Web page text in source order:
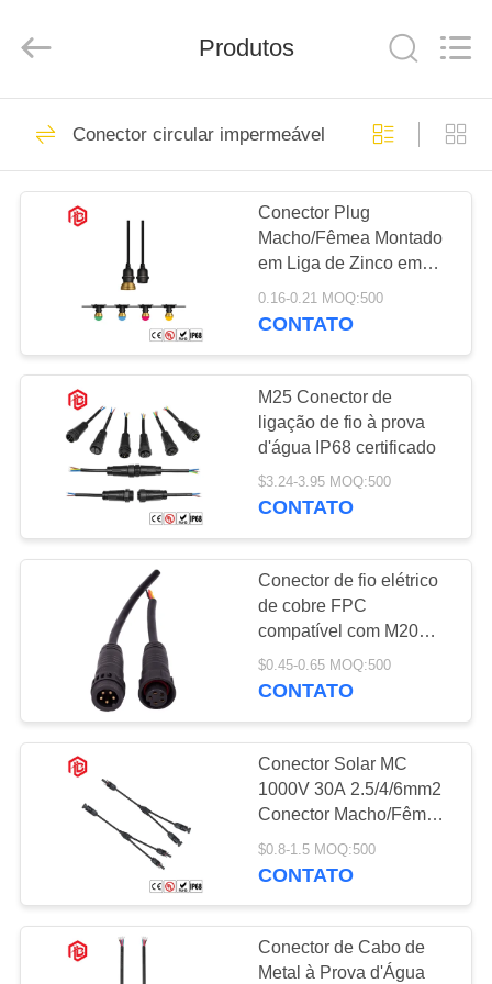
CASA
PRODUTOS
EXCURSÃO
FÁBRICA
CONTROLE
DA
QUALIDADE
SITE
PRIVACY
POLICY
Ltd..
Conector circular
impermeável
477
Conector
impermeável da
baixa tensão
60
Conector
impermeável dos
dados
41
Suporte da lâmpada
E27
56
Produtos
Conector circular impermeável
Conector Plug
Macho/Fêmea Montado
em Liga de Zinco em
Ângulo Reto/Curvo Tipo
K Codificado E27 STA
16AWG
0.16-0.21 MOQ:500
CONTATO
M25 Conector de
ligação de fio à prova
d'água IP68 certificado
$3.24-3.95 MOQ:500
CONTATO
Conector de fio elétrico
de cobre FPC
compatível com M20
Outdoor Multi-Pin Male
Female Screw Fixing
$0.45-0.65 MOQ:500
CONTATO
Conector Solar MC
1000V 30A 2.5/4/6mm2
Conector Macho/Fêmea
de Cobre e Nylon para
Sistema de Energia
$0.8-1.5 MOQ:500
CONTATO
Conector de Cabo de
Metal à Prova d'Água